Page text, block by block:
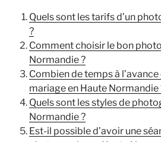
Quels sont les tarifs d’un
?
Comment choisir le bon
Normandie ?
Combien de temps à
mariage en Haute Normandie
Quels sont les styles de
Normandie ?
Est-il possible d’avoir une